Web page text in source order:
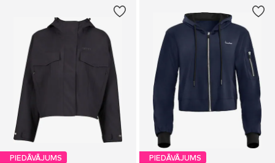
PIEDĀVĀJUMS PIEDĀVĀJUMS